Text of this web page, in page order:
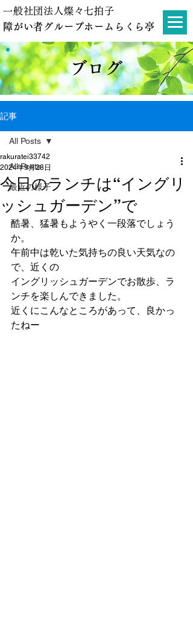
一般社団法人燦々七拍子
障がい者グループホームらくら亭
ブログ
記事
All Posts
最近の様子
All Posts
今日のランチは“イングリ
ッシュガーデン”で
rakuratei33742
2024年9月28日
酷暑、猛暑もようやく一段落でしょう
か。
午前中は乾いた気持ちの良い天気なの
で、近くの
イングリッシュガーデンでお散歩、ラ
ンチを楽しんできました。
近くにこんなところがあって、良かっ
たねー